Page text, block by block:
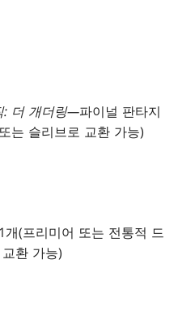
: 더 개더링—파이널 판타지
는 슬리브로 교환 가능)
(프리미어 또는 전통적 드
환 가능)